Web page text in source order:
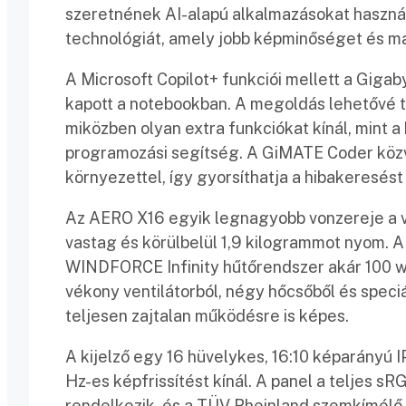
szeretnének AI-alapú alkalmazásokat
technológiát, amely jobb képminőséget és
A Microsoft Copilot+ funkciói mellett a
kapott a notebookban. A megoldás
miközben olyan extra funkciókat kínál, mint
programozási segítség. A GiMATE Coder
környezettel, így gyorsíthatja a
Az AERO X16 egyik legnagyobb vonzereje
vastag és körülbelül 1,9 kilogrammot nyom.
WINDFORCE Infinity hűtőrendszer akár
vékony ventilátorból, négy hőcsőből és
teljesen zajtalan működésre is képes.
A kijelző egy 16 hüvelykes, 16:10
Hz-es képfrissítést kínál. A panel a teljes